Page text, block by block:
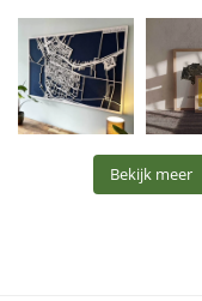
Bekijk meer